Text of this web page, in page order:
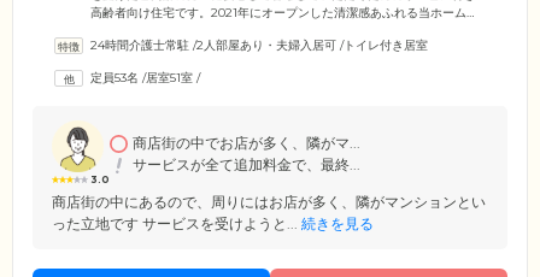
高齢者向け住宅です。2021年にオープンした清潔感あふれる当ホーム
の方でも安心の住まいづくりに努めております。お部屋はプライベート
お過ごしいただけるお部屋もございます。ご自身のライフスタイルに合
な環境です。
24時間介護士常駐 /2人部屋あり・夫婦入居可 /トイレ付き居室
定員53名 /居室51室 /
3.0
商店街の中でお店が多く、隣がマ...
サービスが全て追加料金で、最終...
商店街の中にあるので、周りにはお店が多く、隣がマンションとい
った立地です サービスを受けようと... 続きを見る